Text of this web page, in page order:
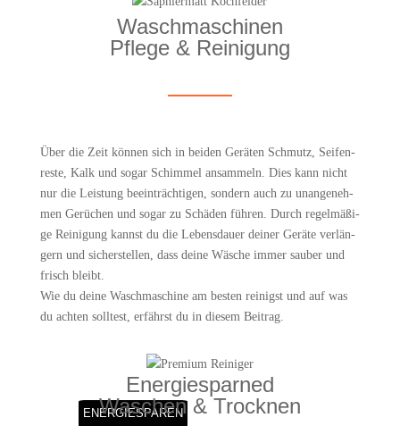
Wasch­ma­schi­nen
Pfle­ge & Reinigung
Über die Zeit kön­nen sich in bei­den Gerä­ten Schmutz, Sei­fen­
res­te, Kalk und sogar Schim­mel ansam­meln. Dies kann nicht
nur die Leis­tung beein­träch­ti­gen, son­dern auch zu unan­ge­neh­
men Gerü­chen und sogar zu Schä­den füh­ren. Durch regel­mä­ßi­
ge Rei­ni­gung kannst du die Lebens­dau­er dei­ner Gerä­te ver­län­
gern und sicher­stel­len, dass dei­ne Wäsche immer sau­ber und
frisch bleibt.
Wie du dei­ne Wasch­ma­schi­ne am bes­ten rei­nigst und auf was
du ach­ten soll­test, erfährst du in die­sem Beitrag.
ENER­GIE­SPA­REN
Ener­gie­spar­ned
Waschen & Trocknen